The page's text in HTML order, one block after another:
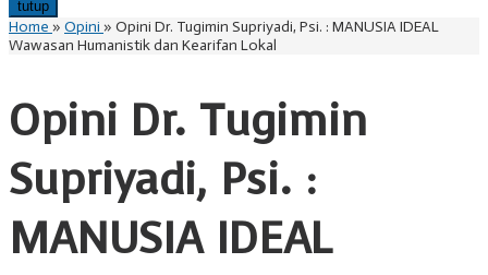
tutup
Home » Opini » Opini Dr. Tugimin Supriyadi, Psi. : MANUSIA IDEAL
Wawasan Humanistik dan Kearifan Lokal
Opini Dr. Tugimin
Supriyadi, Psi. :
MANUSIA IDEAL